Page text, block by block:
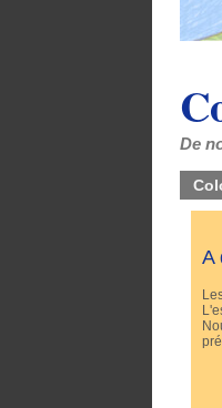
De
A